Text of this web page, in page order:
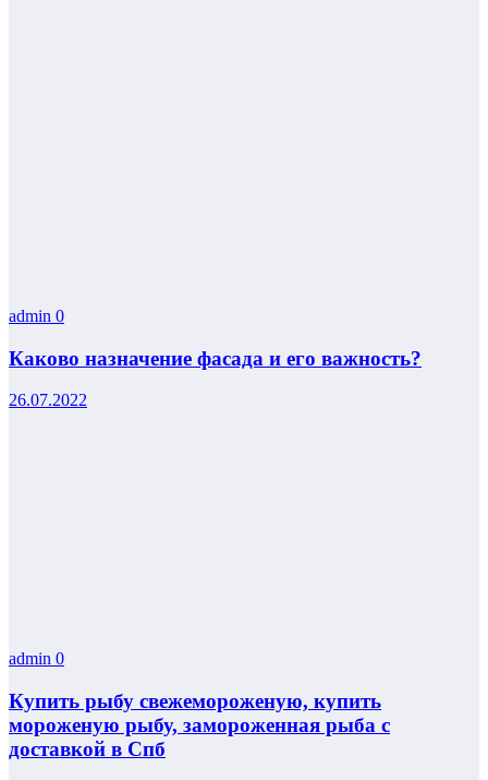
admin 0
Каково назначение фасада и его важность?
26.07.2022
admin 0
Купить рыбу свежемороженую, купить
мороженую рыбу, замороженная рыба с
доставкой в Спб